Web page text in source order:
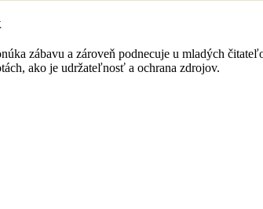
zábavu a zároveň podnecuje u mladých
ako je udržateľnosť a ochrana zdrojov.